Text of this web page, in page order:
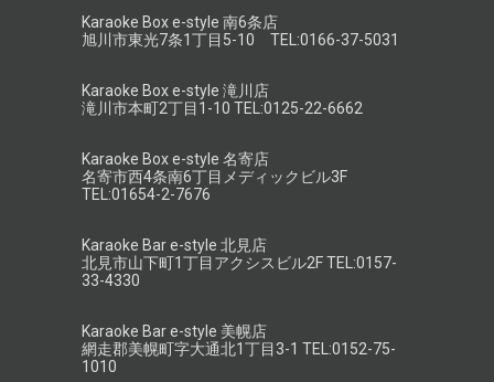
Karaoke Box e-style 南6条店
旭川市東光7条1丁目5-10 TEL:0166-37-5031
Karaoke Box e-style 滝川店
滝川市本町2丁目1-10 TEL:0125-22-6662
Karaoke Box e-style 名寄店
名寄市西4条南6丁目メディックビル3F
TEL:01654-2-7676
Karaoke Bar e-style 北見店
北見市山下町1丁目アクシスビル2F TEL:0157-
33-4330
Karaoke Bar e-style 美幌店
網走郡美幌町字大通北1丁目3-1 TEL:0152-75-
1010